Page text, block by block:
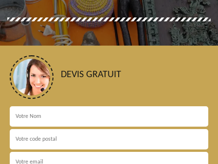
DEVIS GRATUIT